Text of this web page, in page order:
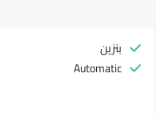
بنزين
Automatic